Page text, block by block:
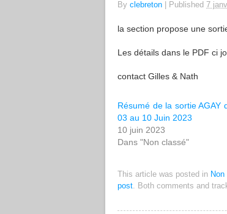
By clebreton Published 7
la section propose une
Les détails dans le PDF ci
contact Gilles & Nath
Résumé de la sortie AGAY
03 au 10 Juin 2023
10 juin 2023
Dans "Non classé"
This article was posted in
post. Both comments and